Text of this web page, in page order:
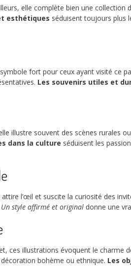
elle complète bien une collection
esthétiques séduisent toujours plus
fort pour ceux ayant visité ce
Les souvenirs utiles et
illustre souvent des scènes rurales
dans la culture séduisent les
l’œil et suscite la curiosité des
Un style affirmé et original donne une
ces illustrations évoquent le charme
bohème ou ethnique. Les